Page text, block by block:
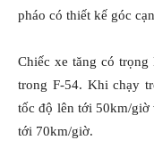
pháo có thiết kế góc
Chiếc xe tăng có
trong F-54. Khi chạy
tốc độ lên tới 50km/giờ
tới 70km/giờ.